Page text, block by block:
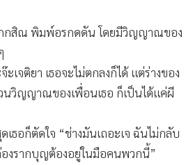
กสิณ พิมพ์อรกดดัน โดยมีวิญญาณของ
เจติยา เธอจะไม่ตกลงก็ได้ แต่ร่างของ
นวิญญาณของเพื่อนเธอ ก็เป็นได้แค่ผี
ธอก็ตัดใจ “ช่างมันเถอะเจ ฉันไม่กลับ
องรากบุญต้องอยู่ในมือคนพวกนี้”